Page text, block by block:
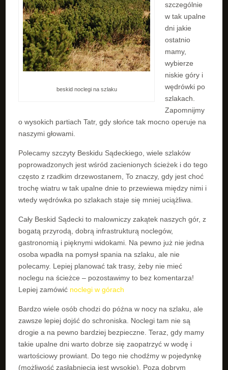
beskid noclegi na szlaku
szczególnie
w tak upalne
dni jakie
ostatnio
mamy,
wybierze
niskie góry i
wędrówki po
szlakach.
Zapomnijmy
o wysokich partiach Tatr, gdy słońce tak mocno operuje na
naszymi głowami.
Polecamy szczyty Beskidu Sądeckiego, wiele szlaków
poprowadzonych jest wśród zacienionych ścieżek i do tego
często z rzadkim drzewostanem, To znaczy, gdy jest choć
trochę wiatru w tak upalne dnie to przewiewa między nimi i
wtedy wędrówka po szlakach staje się mniej uciążliwa.
Cały Beskid Sądecki to malowniczy zakątek naszych gór, z
bogatą przyrodą, dobrą infrastrukturą noclegów,
gastronomią i pięknymi widokami. Na pewno już nie jedna
osoba wpadła na pomysł spania na szlaku, ale nie
polecamy. Lepiej planować tak trasy, żeby nie mieć
noclegu na ścieżce – pozostawimy to bez komentarza!
Lepiej zamówić noclegi w górach
Bardzo wiele osób chodzi do późna w nocy na szlaku, ale
zawsze lepiej dojść do schroniska. Noclegi tam nie są
drogie a na pewno bardziej bezpieczne. Teraz, gdy mamy
takie upalne dni warto dobrze się zaopatrzyć w wodę i
wartościowy prowiant. Do tego nie chodźmy w pojedynkę
(możliwość zasłabnięcia jest wysokie). Poza dobrym